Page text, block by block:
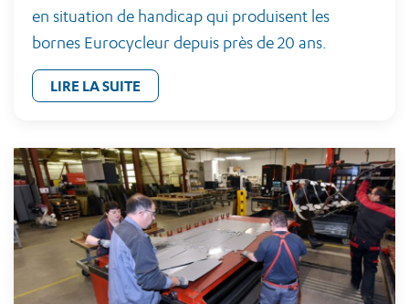
en situation de handicap qui produisent les
bornes Eurocycleur depuis près de 20 ans.
LIRE LA SUITE